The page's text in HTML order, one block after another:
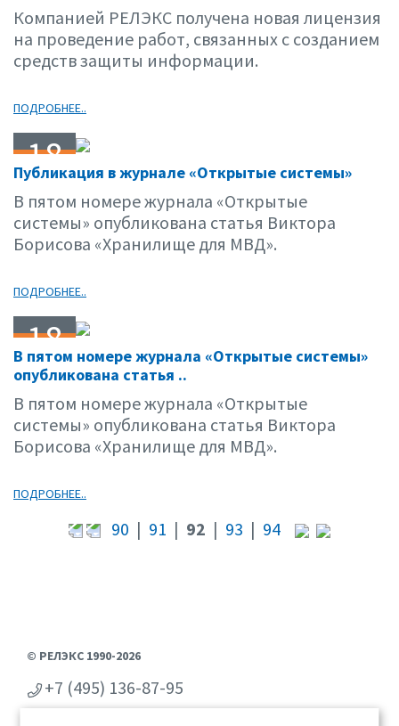
Компанией РЕЛЭКС получена новая лицензия
на проведение работ, связанных с созданием
средств защиты информации.
ПОДРОБНЕЕ..
18
07.07
Публикация в журнале «Открытые системы»
В пятом номере журнала «Открытые
системы» опубликована статья Виктора
Борисова «Хранилище для МВД».
ПОДРОБНЕЕ..
18
07.07
В пятом номере журнала «Открытые системы»
опубликована статья ..
В пятом номере журнала «Открытые
системы» опубликована статья Виктора
Борисова «Хранилище для МВД».
ПОДРОБНЕЕ..
90 | 91 | 92 | 93 | 94
© РЕЛЭКС 1990-2026
+7 (495) 136-87-95